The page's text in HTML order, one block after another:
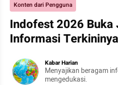
Konten dari Pengguna
Indofest 2026 Buka
Informasi Terkininya
Kabar Harian
Menyajikan beragam
mengedukasi.